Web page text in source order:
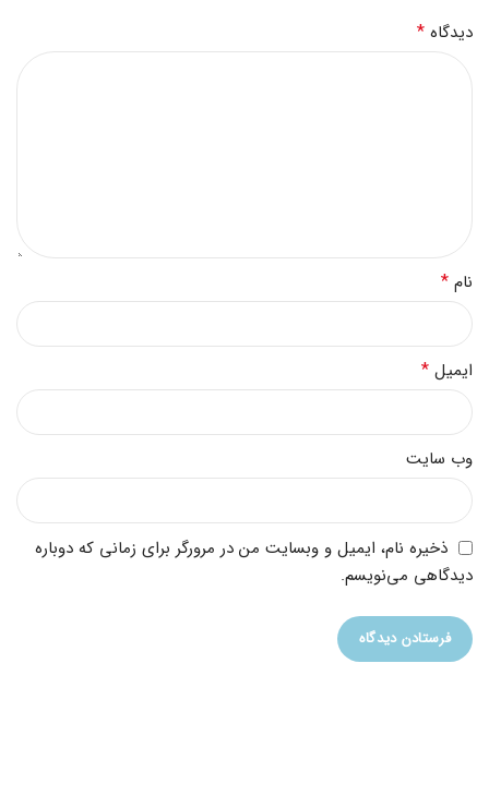
دیدگاه *
نام *
ایمیل *
وب‌ سایت
ذخیره نام، ایمیل و وبسایت من در مرورگر برای زمانی که دوباره
دیدگاهی می‌نویسم.